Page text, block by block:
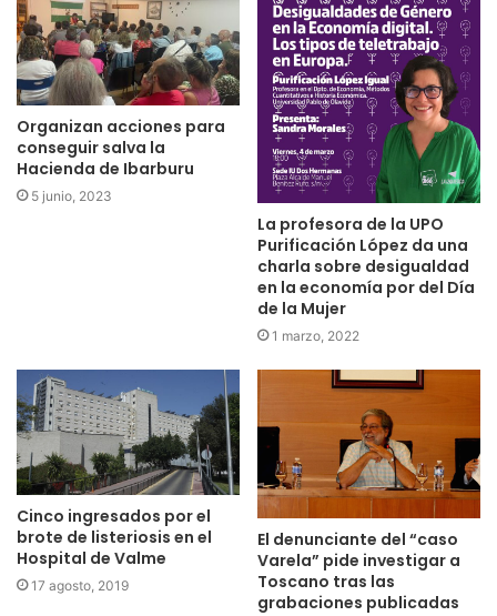
Organizan acciones para
conseguir salva la
Hacienda de Ibarburu
5 junio, 2023
La profesora de la UPO
Purificación López da una
charla sobre desigualdad
en la economía por del Día
de la Mujer
1 marzo, 2022
Cinco ingresados por el
brote de listeriosis en el
Hospital de Valme
17 agosto, 2019
El denunciante del “caso
Varela” pide investigar a
Toscano tras las
grabaciones publicadas